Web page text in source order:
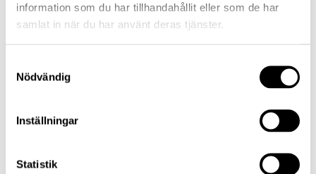
information som du har tillhandahållit eller som de har
samlat in när du har använt deras tjänster.
Nödvändig
Inställningar
Statistik
Lannebo Fonder rankas högst bland Sveriges
finansiella rådgivare
Läs mer
”Aktiv förvaltning tål att granskas” –